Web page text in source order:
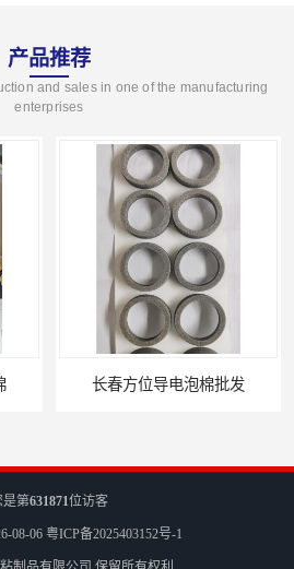
产品推荐
and sales in one of the manufacturing
enterprises
是第631871位访客
08-06 粤ICP备2025403152号-1